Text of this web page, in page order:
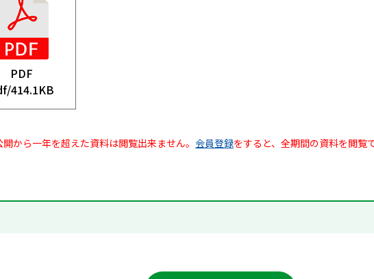
PDF
414.1KB
から一年を超えた資料は閲覧出来ません。 会員登録をすると、全期間の資料を閲覧